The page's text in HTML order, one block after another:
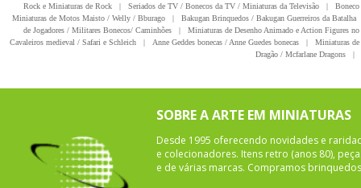
Rock e Miniaturas de Rock
| Seriados de TV / Bonecos da TV / Miniaturas da Televisão |
Miniaturas de Motos Maisto / Welly / Bburago
| Bakugan Brinquedos / Bakugan Guerreiros da Batalha
de Jogadores / Militares Bonecos/ Caminhões
|
Miniaturas de Desenho Animado e Action Figures
Cavaleiros medieval / Safari e Schleich
| Anne Geddes bonecas / Anne Guedes bonecas |
Miniaturas
Dragão / Mcfarlane Dragons
|
SOBRE A ARTE EM MINIATURAS
Desde 1995 oferecendo novidades e
e colecionadores. Itens retro (anos 80),
e de várias marcas. Compramos